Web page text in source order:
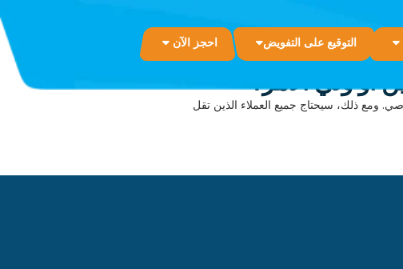
التوقيع على التفويض احجز الآن
أو ولي الأمر؟
أو الوصي. ومع ذلك، سيحتاج جميع العملاء الذين تقل